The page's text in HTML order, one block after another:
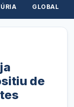
GLOBAL
de